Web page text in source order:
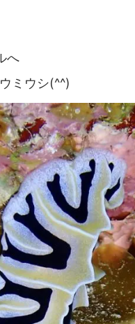
へ
ミウシ(^^)